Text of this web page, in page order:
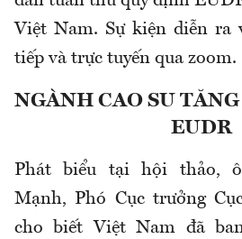
Việt Nam. Sự kiện diễn
tiếp và trực tuyến qua zoom.
NGÀNH CAO SU
EUDR
Phát biểu tại hội thảo,
Mạnh, Phó Cục trưởng
cho biết Việt Nam đã